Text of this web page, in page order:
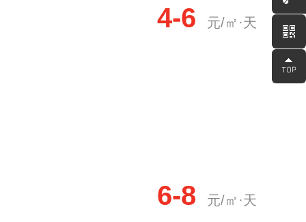
4-6 元/㎡·天
6-8 元/㎡·天